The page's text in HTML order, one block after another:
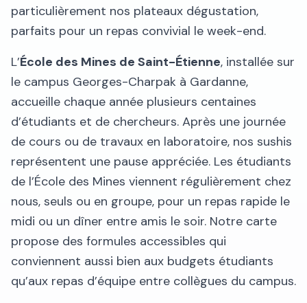
particulièrement nos plateaux dégustation,
parfaits pour un repas convivial le week-end.
L’École des Mines de Saint-Étienne, installée sur
le campus Georges-Charpak à Gardanne,
accueille chaque année plusieurs centaines
d’étudiants et de chercheurs. Après une journée
de cours ou de travaux en laboratoire, nos sushis
représentent une pause appréciée. Les étudiants
de l’École des Mines viennent régulièrement chez
nous, seuls ou en groupe, pour un repas rapide le
midi ou un dîner entre amis le soir. Notre carte
propose des formules accessibles qui
conviennent aussi bien aux budgets étudiants
qu’aux repas d’équipe entre collègues du campus.